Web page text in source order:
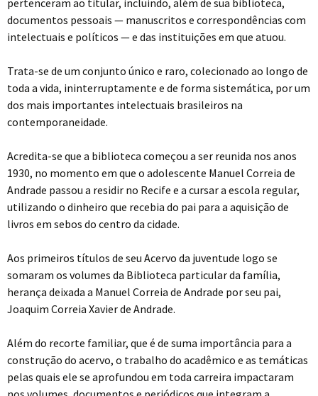
documentos pessoais — manuscritos e correspondências com
intelectuais e políticos — e das instituições em que atuou.
Trata-se de um conjunto único e raro, colecionado ao longo de
toda a vida, ininterruptamente e de forma sistemática, por um
dos mais importantes intelectuais brasileiros na
contemporaneidade.
Acredita-se que a biblioteca começou a ser reunida nos anos
1930, no momento em que o adolescente Manuel Correia de
Andrade passou a residir no Recife e a cursar a escola regular,
utilizando o dinheiro que recebia do pai para a aquisição de
livros em sebos do centro da cidade.
Aos primeiros títulos de seu Acervo da juventude logo se
somaram os volumes da Biblioteca particular da família,
herança deixada a Manuel Correia de Andrade por seu pai,
Joaquim Correia Xavier de Andrade.
Além do recorte familiar, que é de suma importância para a
construção do acervo, o trabalho do acadêmico e as temáticas
pelas quais ele se aprofundou em toda carreira impactaram